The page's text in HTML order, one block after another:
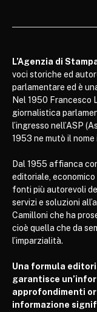
L’Agenzia di
voci storiche ed
parlamentare ed è
Nel 1950 Francesco
giornalistica
l’ingresso nell’ASP
1953 ne mutò il nome
Dal 1955 affianca
editoriale,
fonti più autorevoli
servizi e soluzioni
Camilloni che ha
cioè quella che da
l’imparzialità.
Una formula
garantisce
approfondimenti
informazione